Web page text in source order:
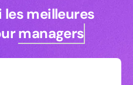
les meilleures
meilleures
managers